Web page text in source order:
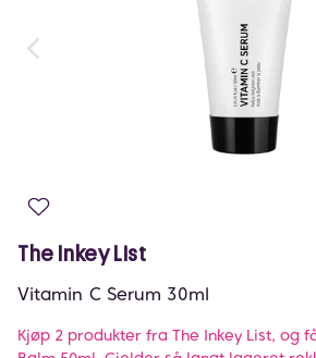
The Inkey List
Vitamin C Serum 30ml
Kjøp 2 produkter fra The Inkey List, og